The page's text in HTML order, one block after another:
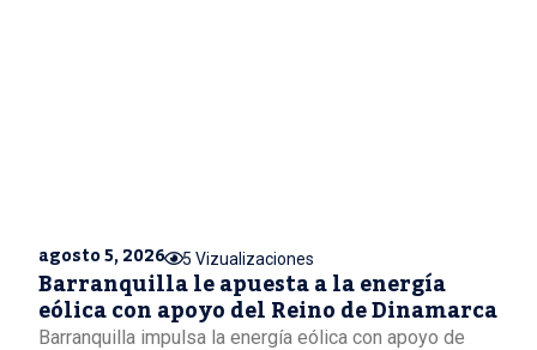
agosto 5, 2026 5 Vizualizaciones
Barranquilla le apuesta a la energía
eólica con apoyo del Reino de Dinamarca
Barranquilla impulsa la energía eólica con apoyo de